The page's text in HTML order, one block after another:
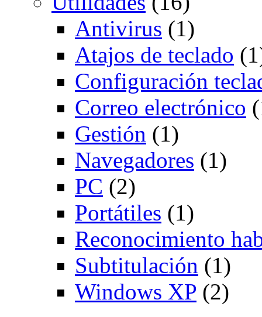
Antivirus (1)
Atajos de teclado
Configuración
Correo electrónico
Gestión (1)
Navegadores (1)
PC (2)
Portátiles (1)
Reconocimiento
Subtitulación (1)
Windows XP (2)